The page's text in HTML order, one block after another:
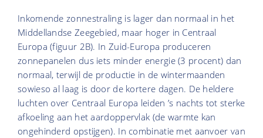
Inkomende zonnestraling is lager dan normaal in het
Middellandse Zeegebied, maar hoger in Centraal
Europa (figuur 2B). In Zuid-Europa produceren
zonnepanelen dus iets minder energie (3 procent) dan
normaal, terwijl de productie in de wintermaanden
sowieso al laag is door de kortere dagen. De heldere
luchten over Centraal Europa leiden ’s nachts tot sterke
afkoeling aan het aardoppervlak (de warmte kan
ongehinderd opstijgen). In combinatie met aanvoer van